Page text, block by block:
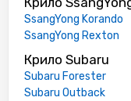
SsangYong Korando
SsangYong Rexton
Крило Subaru
Subaru Forester
Subaru Outback